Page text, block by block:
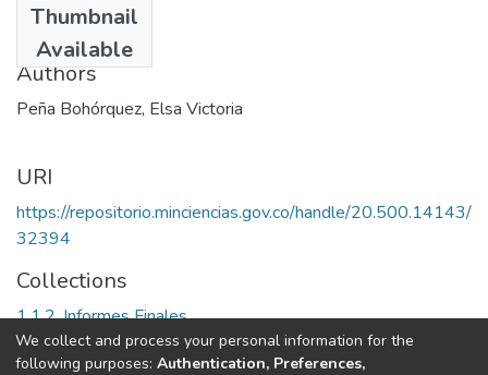
Thumbnail
Available
1990
Authors
Peña Bohórquez, Elsa Victoria
URI
https://repositorio.minciencias.gov.co/handle/20.500.14143/
32394
Collections
1.1.2. Informes Finales
Full item page
We collect and process your personal information for the
following purposes: Authentication, Preferences,